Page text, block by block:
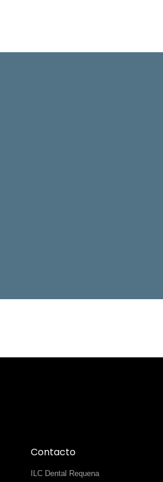
Contacto
ILC Dental Requena